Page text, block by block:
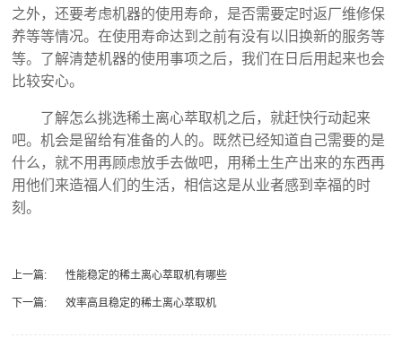
之外，还要考虑机器的使用寿命，是否需要定时返厂维修保
养等等情况。在使用寿命达到之前有没有以旧换新的服务等
等。了解清楚机器的使用事项之后，我们在日后用起来也会
比较安心。
了解怎么挑选稀土离心萃取机之后，就赶快行动起来
吧。机会是留给有准备的人的。既然已经知道自己需要的是
什么，就不用再顾虑放手去做吧，用稀土生产出来的东西再
用他们来造福人们的生活，相信这是从业者感到幸福的时
刻。
上一篇: 性能稳定的稀土离心萃取机有哪些
下一篇: 效率高且稳定的稀土离心萃取机